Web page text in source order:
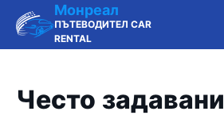
Монреал
ПЪТЕВОДИТЕЛ CAR
RENTAL
Често задавани